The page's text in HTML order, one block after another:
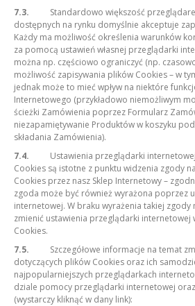
7.3. Standardowo większość
dostępnych na rynku domyślnie akceptuje
Każdy ma możliwość określenia warunków
za pomocą ustawień własnej przeglądarki
można np. częściowo ograniczyć (np.
możliwość zapisywania plików Cookies – w
jednak może to mieć wpływ na niektóre
Internetowego (przykładowo niemożliwym
ścieżki Zamówienia poprzez Formularz
niezapamiętywanie Produktów w koszyku
składania Zamówienia).
7.4. Ustawienia przeglądarki
Cookies są istotne z punktu widzenia zgody
Cookies przez nasz Sklep Internetowy –
zgoda może być również wyrażona poprzez
internetowej. W braku wyrażenia takiej
zmienić ustawienia przeglądarki internetowej
Cookies.
7.5. Szczegółowe informacje na temat
dotyczących plików Cookies oraz ich
najpopularniejszych przeglądarkach
dziale pomocy przeglądarki internetowej
(wystarczy kliknąć w dany link):